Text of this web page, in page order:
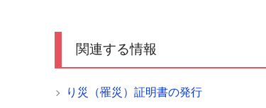
関連する情報
り災（罹災）証明書の発行